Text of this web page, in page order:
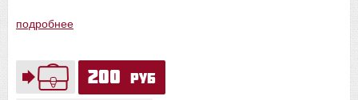
200 руб
подробнее